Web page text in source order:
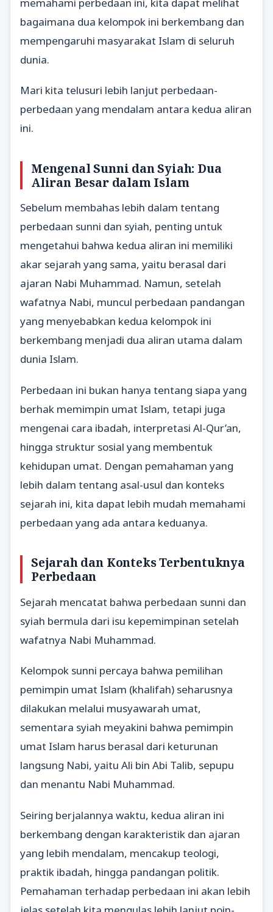
bagaimana dua kelompok ini berkembang dan
mempengaruhi masyarakat Islam di seluruh
dunia.
Mari kita telusuri lebih lanjut perbedaan-
perbedaan yang mendalam antara kedua aliran
ini.
Mengenal Sunni dan Syiah: Dua
Aliran Besar dalam Islam
Sebelum membahas lebih dalam tentang
perbedaan sunni dan syiah, penting untuk
mengetahui bahwa kedua aliran ini memiliki
akar sejarah yang sama, yaitu berasal dari
ajaran Nabi Muhammad. Namun, setelah
wafatnya Nabi, muncul perbedaan pandangan
yang menyebabkan kedua kelompok ini
berkembang menjadi dua aliran utama dalam
dunia Islam.
Perbedaan ini bukan hanya tentang siapa yang
berhak memimpin umat Islam, tetapi juga
mengenai cara ibadah, interpretasi Al-Qur’an,
hingga struktur sosial yang membentuk
kehidupan umat. Dengan pemahaman yang
lebih dalam tentang asal-usul dan konteks
sejarah ini, kita dapat lebih mudah memahami
perbedaan yang ada antara keduanya.
Sejarah dan Konteks Terbentuknya
Perbedaan
Sejarah mencatat bahwa perbedaan sunni dan
syiah bermula dari isu kepemimpinan setelah
wafatnya Nabi Muhammad.
Kelompok sunni percaya bahwa pemilihan
pemimpin umat Islam (khalifah) seharusnya
dilakukan melalui musyawarah umat,
sementara syiah meyakini bahwa pemimpin
umat Islam harus berasal dari keturunan
langsung Nabi, yaitu Ali bin Abi Talib, sepupu
dan menantu Nabi Muhammad.
Seiring berjalannya waktu, kedua aliran ini
berkembang dengan karakteristik dan ajaran
yang lebih mendalam, mencakup teologi,
praktik ibadah, hingga pandangan politik.
Pemahaman terhadap perbedaan ini akan lebih